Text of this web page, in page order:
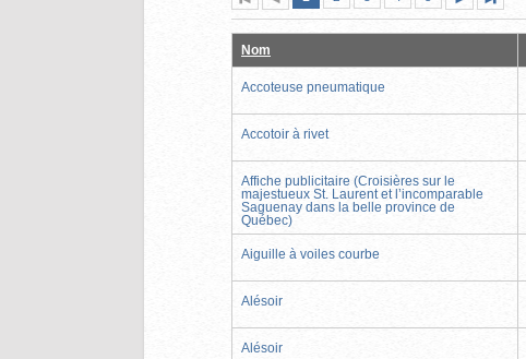
pageprécédente
actuelle)
suivante
page
Nom
Accoteuse pneumatique
Accotoir à rivet
Affiche publicitaire (Croisières sur le
majestueux St. Laurent et l’incomparable
Saguenay dans la belle province de
Québec)
Aiguille à voiles courbe
Alésoir
Alésoir